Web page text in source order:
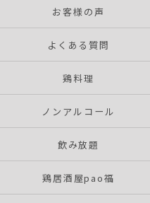
お客様の声
よくある質問
鶏料理
ノンアルコール
飲み放題
鶏居酒屋pao福